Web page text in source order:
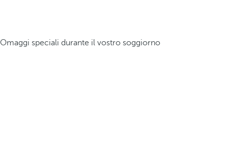
Omaggi speciali durante il vostro soggiorno